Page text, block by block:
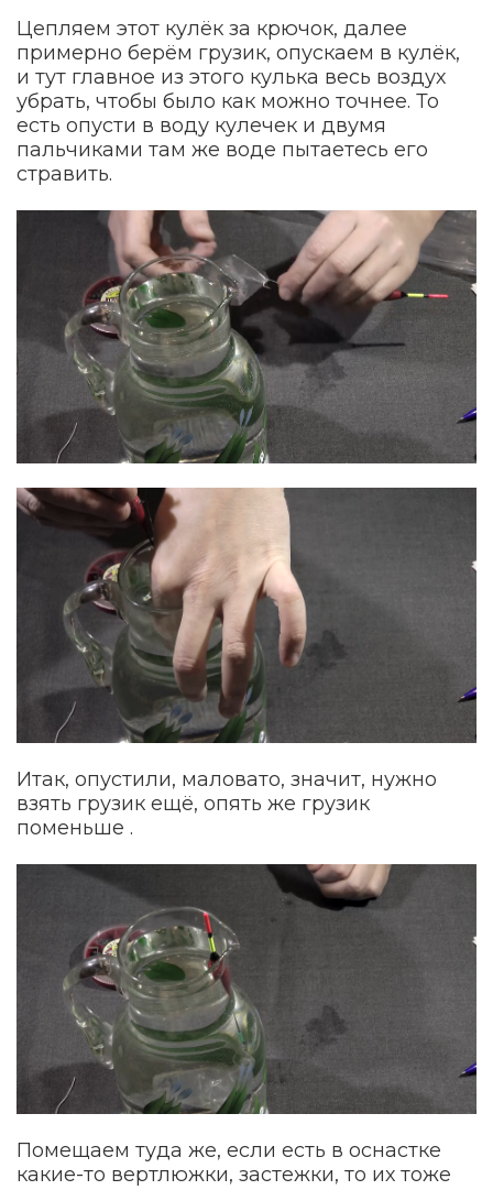
Цепляем этот кулёк за крючок, далее
примерно берём грузик, опускаем в кулёк,
и тут главное из этого кулька весь воздух
убрать, чтобы было как можно точнее. То
есть опусти в воду кулечек и двумя
пальчиками там же воде пытаетесь его
стравить.
Итак, опустили, маловато, значит, нужно
взять грузик ещё, опять же грузик
поменьше .
Помещаем туда же, если есть в оснастке
какие-то вертлюжки, застежки, то их тоже